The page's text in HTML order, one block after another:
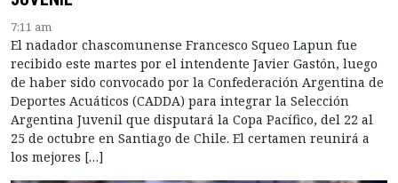
7:11 am
El nadador chascomunense Francesco Squeo Lapun fue
recibido este martes por el intendente Javier Gastón, luego
de haber sido convocado por la Confederación Argentina de
Deportes Acuáticos (CADDA) para integrar la Selección
Argentina Juvenil que disputará la Copa Pacífico, del 22 al
25 de octubre en Santiago de Chile. El certamen reunirá a
los mejores […]